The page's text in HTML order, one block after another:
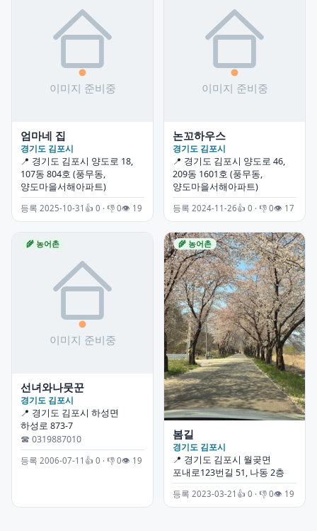
엄마네 집
경기도 김포시
📍 경기도 김포시 양도로 18,
107동 804호 (풍무동,
양도마을서해아파트)
등록 2025-10-31 👍 0 · 👎 0👁 19
논꼬하우스
경기도 김포시
📍 경기도 김포시 양도로 46,
209동 1601호 (풍무동,
양도마을서해아파트)
등록 2024-11-26👍 0 · 👎 0👁 17
🌾 농어촌
선녀와나뭇꾼
경기도 김포시
📍 경기도 김포시 하성면
하성로 873-7
☎ 0319887010
등록 2006-07-11 👍 0 · 👎 0👁 19
🌾 농어촌
봄길
경기도 김포시
📍 경기도 김포시 월곶면
포내로123번길 51, 나동 2층
등록 2023-03-21 👍 0 · 👎 0👁 19